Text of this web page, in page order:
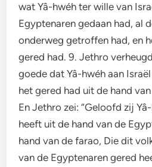
wat Yâ-hwéh ter wille van
Egyptenaren gedaan had, al
onderweg getroffen had, en
gered had. 9. Jethro
goede dat Yâ-hwéh aan
het gered had uit de hand
En Jethro zei: “Geloofd zij
heeft uit de hand van de
hand van de farao, Die dit
van de Egyptenaren gered